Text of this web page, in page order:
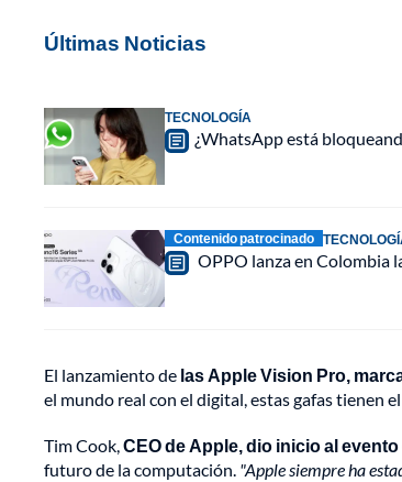
Últimas Noticias
TECNOLOGÍA
¿WhatsApp está
Contenido patrocinado
OPPO lanza en Colombia
El lanzamiento de las Apple Vision Pro,
el mundo real con el digital, estas gafas tienen
Tim Cook,CEO de Apple, dio inicio al
futuro de la computación. "Apple siempre ha